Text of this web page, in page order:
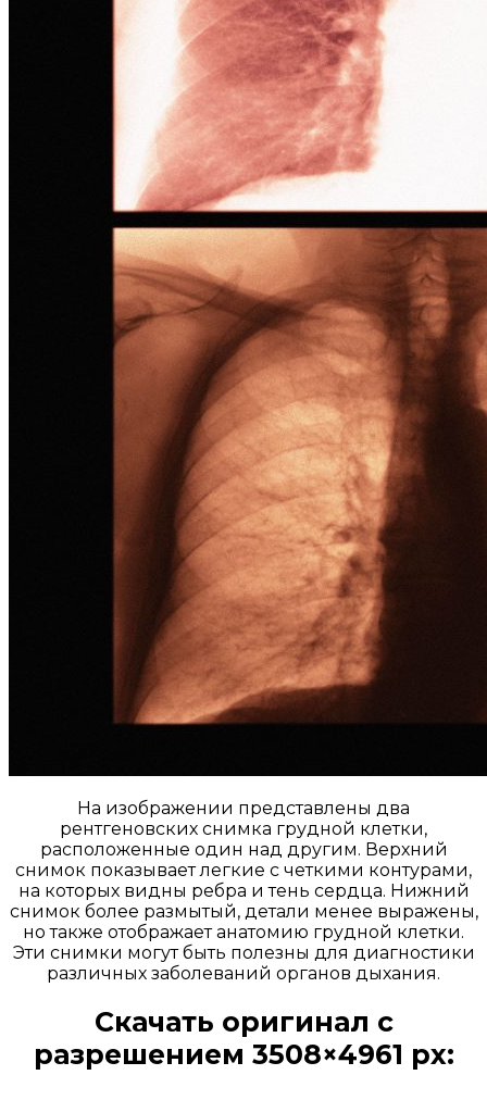
На изображении представлены два
рентгеновских снимка грудной клетки,
расположенные один над другим. Верхний
снимок показывает легкие с четкими контурами,
на которых видны ребра и тень сердца. Нижний
снимок более размытый, детали менее выражены,
но также отображает анатомию грудной клетки.
Эти снимки могут быть полезны для диагностики
различных заболеваний органов дыхания.
Скачать оригинал с
разрешением 3508×4961 px: